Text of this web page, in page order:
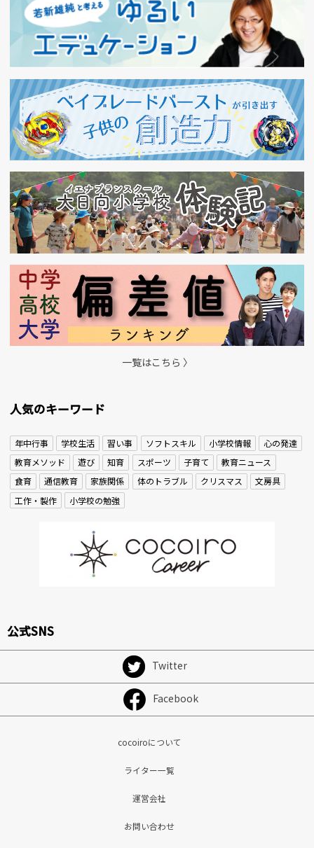
一覧はこちら 〉
人気のキーワード
年中行事 学校生活 習い事 ソフトスキル 小学校情報
心の発達
教育メソッド
遊び 知育 スポーツ 子育て
教育ニュース
食育
通信教育 家族関係 体のトラブル クリスマス
文房具
工作・製作
小学校の勉強
公式SNS
Twitter
Facebook
cocoiroについて
ライター一覧
運営会社
お問い合わせ